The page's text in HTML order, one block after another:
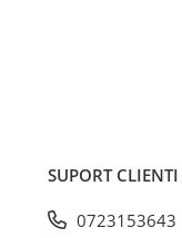
SUPORT CLIENTI
0723153643